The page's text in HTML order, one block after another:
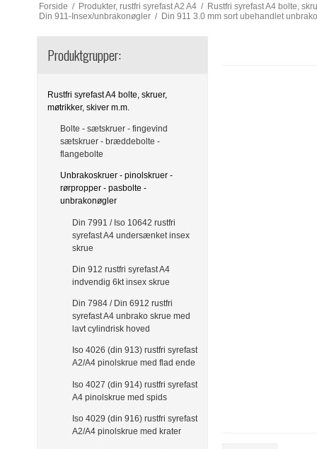
Forside / Produkter, rustfri syrefast A2 A4 / Rustfri syrefast A4 bolte,
Din 911-Insex/unbrakonøgler / Din 911 3.0 mm sort ubehandlet
Produktgrupper:
Rustfri syrefast A4 bolte, skruer,
møtrikker, skiver m.m.
Bolte - sætskruer - fingevind
sætskruer - bræddebolte -
flangebolte
Unbrakoskruer - pinolskruer -
rørpropper - pasbolte -
unbrakonøgler
Din 7991 / Iso 10642 rustfri
syrefast A4 undersænket insex
skrue
Din 912 rustfri syrefast A4
indvendig 6kt insex skrue
Din 7984 / Din 6912 rustfri
syrefast A4 unbrako skrue med
lavt cylindrisk hoved
Iso 4026 (din 913) rustfri syrefast
A2/A4 pinolskrue med flad ende
Iso 4027 (din 914) rustfri syrefast
A4 pinolskrue med spids
Iso 4029 (din 916) rustfri syrefast
A2/A4 pinolskrue med krater